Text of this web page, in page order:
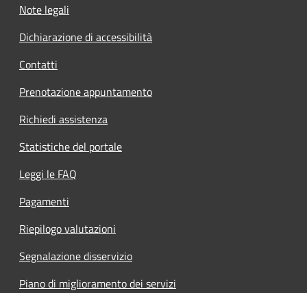
Note legali
Dichiarazione di accessibilità
Contatti
Prenotazione appuntamento
Richiedi assistenza
Statistiche del portale
Leggi le FAQ
Pagamenti
Riepilogo valutazioni
Segnalazione disservizio
Piano di miglioramento dei servizi